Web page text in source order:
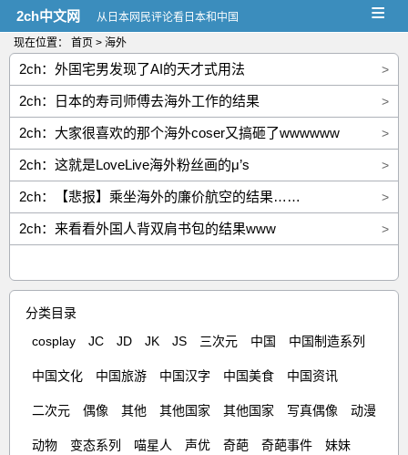
2ch中文网 从日本网民评论看日本和中国 ≡
现在位置： 首页 > 海外
>
2ch：外国宅男发现了AI的天才式用法
>
2ch：日本的寿司师傅去海外工作的结果
>
2ch：大家很喜欢的那个海外coser又搞砸了wwwwww
>
2ch：这就是LoveLive海外粉丝画的μ’s
>
2ch：【悲报】乘坐海外的廉价航空的结果……
>
2ch：来看看外国人背双肩书包的结果www
分类目录
cosplay
JC JD JK JS 三次元 中国 中国制造系列
中国文化 中国旅游 中国汉字 中国美食 中国资讯
二次元 偶像 其他 其他国家 其他国家 写真偶像 动漫
动物 变态系列 喵星人 声优 奇葩 奇葩事件 妹妹